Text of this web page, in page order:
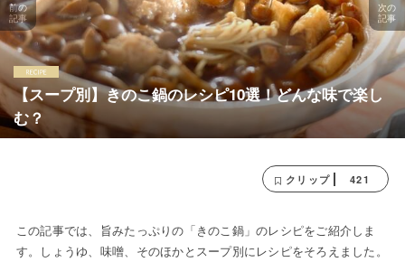
【スープ別】きのこ鍋のレシピ10選！どんな味で楽し
む？
前の
記事
次の
記事
クリップ 421
この記事では、旨みたっぷりの「きのこ鍋」のレシピをご紹介しま
す。しょうゆ、味噌、そのほかとスープ別にレシピをそろえました。